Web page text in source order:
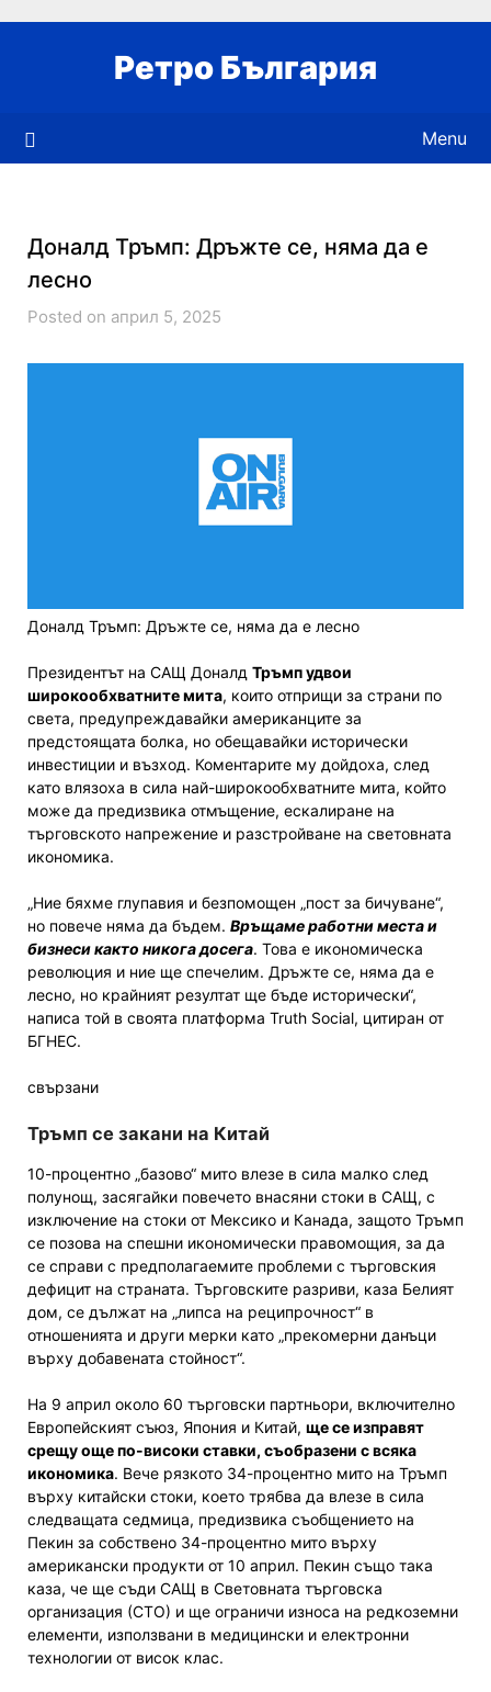
Ретро България
Menu
Доналд Тръмп: Дръжте се, няма да е
лесно
Posted on април 5, 2025
Доналд Тръмп: Дръжте се, няма да е лесно
Президентът на САЩ Доналд Тръмп удвои
широкообхватните мита, които отприщи за страни по
света, предупреждавайки американците за
предстоящата болка, но обещавайки исторически
инвестиции и възход. Коментарите му дойдоха, след
като влязоха в сила най-широкообхватните мита, който
може да предизвика отмъщение, ескалиране на
търговското напрежение и разстройване на световната
икономика.
„Ние бяхме глупавия и безпомощен „пост за бичуване“,
но повече няма да бъдем. Връщаме работни места и
бизнеси както никога досега. Това е икономическа
революция и ние ще спечелим. Дръжте се, няма да е
лесно, но крайният резултат ще бъде исторически“,
написа той в своята платформа Truth Social, цитиран от
БГНЕС.
свързани
Тръмп се закани на Китай
10-процентно „базово“ мито влезе в сила малко след
полунощ, засягайки повечето внасяни стоки в САЩ, с
изключение на стоки от Мексико и Канада, защото Тръмп
се позова на спешни икономически правомощия, за да
се справи с предполагаемите проблеми с търговския
дефицит на страната. Търговските разриви, каза Белият
дом, се дължат на „липса на реципрочност“ в
отношенията и други мерки като „прекомерни данъци
върху добавената стойност“.
На 9 април около 60 търговски партньори, включително
Европейският съюз, Япония и Китай, ще се изправят
срещу още по-високи ставки, съобразени с всяка
икономика. Вече рязкото 34-процентно мито на Тръмп
върху китайски стоки, което трябва да влезе в сила
следващата седмица, предизвика съобщението на
Пекин за собствено 34-процентно мито върху
американски продукти от 10 април. Пекин също така
каза, че ще съди САЩ в Световната търговска
организация (СТО) и ще ограничи износа на редкоземни
елементи, използвани в медицински и електронни
технологии от висок клас.